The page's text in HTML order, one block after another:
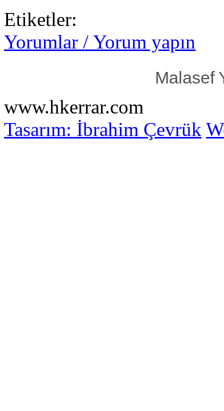
Etiketler:
Yorumlar / Yorum yapın
Malasef
www.hkerrar.com
Tasarım: İbrahim Çevrük